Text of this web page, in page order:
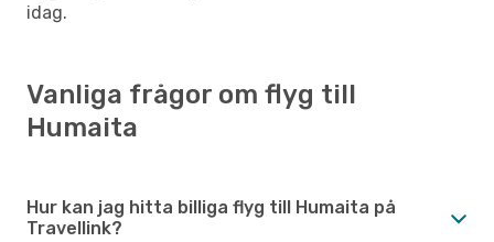
idag.
Vanliga frågor om flyg till
Humaita
Hur kan jag hitta billiga flyg till Humaita på
Travellink?